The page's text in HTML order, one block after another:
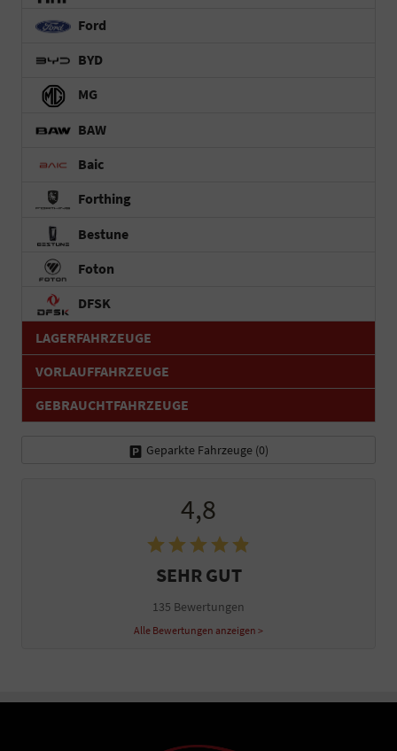
Ford
BYD
MG
BAW
Baic
Forthing
Bestune
Foton
DFSK
LAGERFAHRZEUGE
VORLAUFFAHRZEUGE
GEBRAUCHTFAHRZEUGE
Geparkte Fahrzeuge (0)
4,8
SEHR GUT
135 Bewertungen
Alle Bewertungen anzeigen >